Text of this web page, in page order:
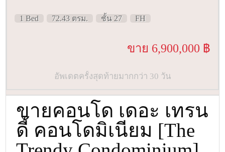
1 Bed 72.43 ตรม. ชั้น 27 FH
ขาย 6,900,000 ฿
อัพเดตครั้งสุดท้ายมากกว่า 30 วัน
ขายคอนโด เดอะ เทรน
ดี้ คอนโดมิเนียม [The